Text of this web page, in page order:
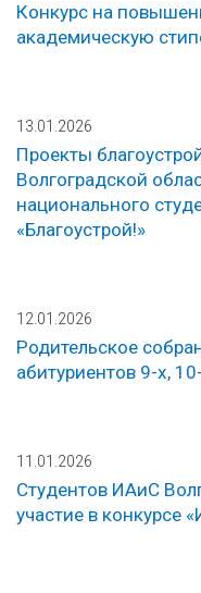
Конкурс на
академическую
13.01.2026
Проекты
Волгоградской
национального
«Благоустрой!»
12.01.2026
Родительское
абитуриентов 9-х,
11.01.2026
Студентов ИАиС
участие в конкурсе